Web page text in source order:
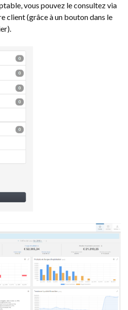
vous pouvez le consultez via
client (grâce à un bouton dans le